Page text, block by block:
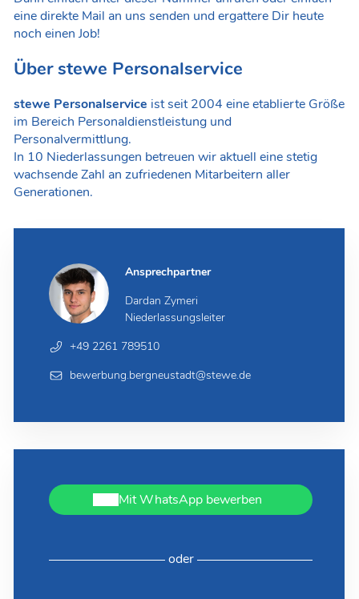
Ansprechpartner
Dardan Zymeri
Niederlassungsleiter
+49 2261 789510
bewerbung.bergneustadt@stewe.de
Mit WhatsApp bewerben
oder
eine direkte Mail an uns senden und ergattere Dir heute
noch einen Job!
Über stewe Personalservice
stewe Personalservice ist seit 2004 eine etablierte Größe
im Bereich Personaldienstleistung und
Personalvermittlung.
In 10 Niederlassungen betreuen wir aktuell eine stetig
wachsende Zahl an zufriedenen Mitarbeitern aller
Generationen.